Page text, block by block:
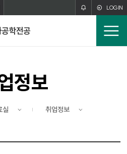
바로가기
뉴 바로가기 LOGIN
학전공
전
체
정보
실 취업정보